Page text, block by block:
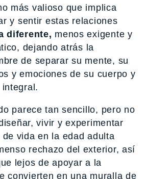
más valioso que implica
y sentir estas relaciones
diferente, menos exigente y
dejando atrás la
de separar su mente, su
y emociones de su cuerpo y
parece tan sencillo, pero no
vivir y experimentar
vida en la edad adulta
rechazo del exterior, así
lejos de apoyar a la
convierten en una muralla de